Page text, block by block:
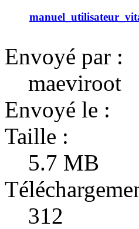
Envoyé par :
maeviroot
Envoyé le :
Taille :
5.7 MB
312